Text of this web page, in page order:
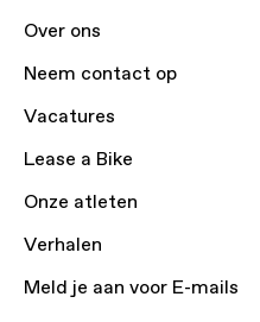
Over ons
Neem contact op
Vacatures
Lease a Bike
Onze atleten
Verhalen
Meld je aan voor E-mails